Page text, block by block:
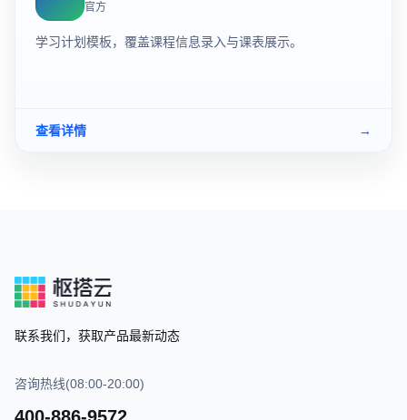
官方
学习计划模板，覆盖课程信息录入与课表展示。
查看详情 →
联系我们，获取产品最新动态
咨询热线(08:00-20:00)